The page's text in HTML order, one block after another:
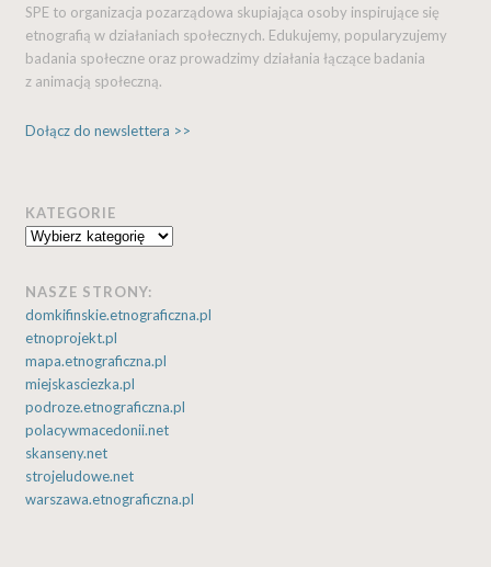
SPE to organizacja pozarządowa skupiająca osoby inspirujące się
etnografią w działaniach społecznych. Edukujemy, popularyzujemy
badania społeczne oraz prowadzimy działania łączące badania
z animacją społeczną.
Dołącz do newslettera >>
KATEGORIE
Kategorie
NASZE STRONY:
domkifinskie.etnograficzna.pl
etnoprojekt.pl
mapa.etnograficzna.pl
miejskasciezka.pl
podroze.etnograficzna.pl
polacywmacedonii.net
skanseny.net
strojeludowe.net
warszawa.etnograficzna.pl